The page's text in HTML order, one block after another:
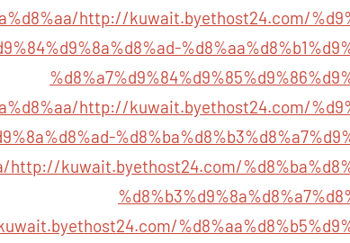
http://kuwait.byethost24.com/
http://kuwait.byethost24.com/
http://kuwait.byethost24.com/